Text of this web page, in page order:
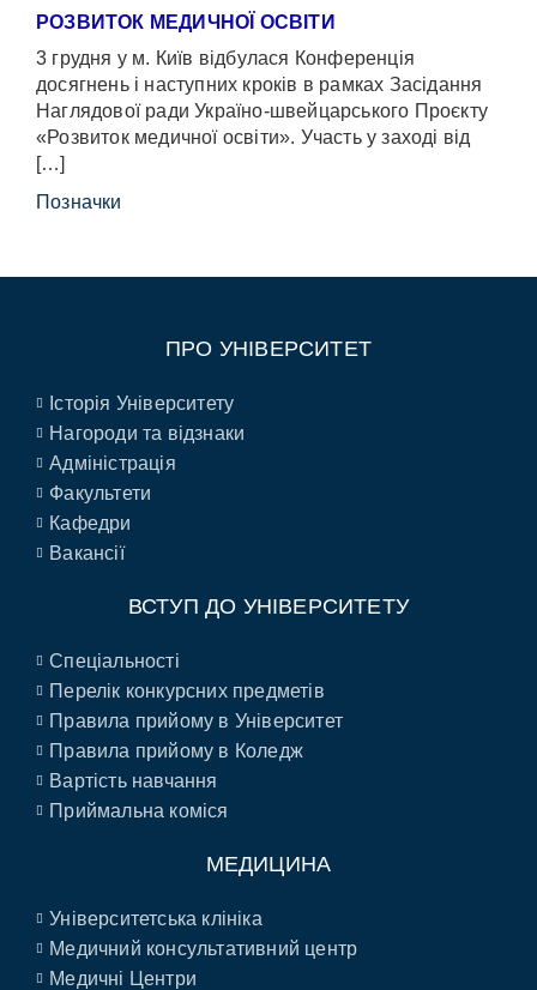
РОЗВИТОК МЕДИЧНОЇ ОСВІТИ
3 грудня у м. Київ відбулася Конференція
досягнень і наступних кроків в рамках Засідання
Наглядової ради Україно-швейцарського Проєкту
«Розвиток медичної освіти». Участь у заході від
[…]
Позначки
ПРО УНІВЕРСИТЕТ
Історія Університету
Нагороди та відзнаки
Адміністрація
Факультети
Кафедри
Вакансії
ВСТУП ДО УНІВЕРСИТЕТУ
Спеціальності
Перелік конкурсних предметів
Правила прийому в Університет
Правила прийому в Коледж
Вартість навчання
Приймальна коміся
МЕДИЦИНА
Університетська клініка
Медичний консультативний центр
Медичні Центри